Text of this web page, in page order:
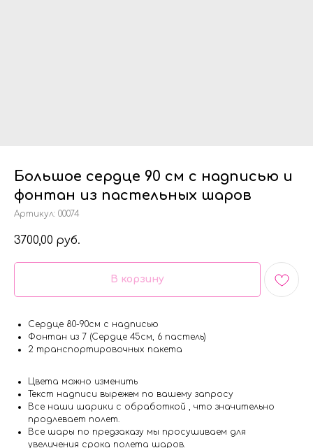
Большое сердце 90 см с надписью и
фонтан из пастельных шаров
Артикул: 00074
3700,00 руб.
В корзину
Сердце 80-90см с надписью
Фонтан из 7 (Сердце 45см, 6 пастель)
2 транспортировочных пакета
Цвета можно изменить
Текст надписи вырежем по вашему запросу
Все наши шарики с обработкой , что значительно
продлевает полет.
Все шары по предзаказу мы просушиваем для
увеличения срока полета шаров.